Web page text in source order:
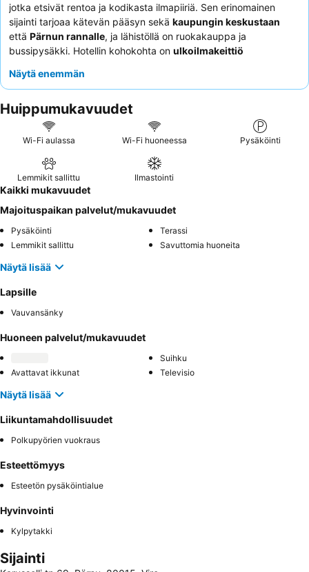
jotka etsivät rentoa ja kodikasta ilmapiiriä. Sen erinomainen
sijainti tarjoaa kätevän pääsyn sekä kaupungin keskustaan
että Pärnun rannalle, ja lähistöllä on ruokakauppa ja
bussipysäkki. Hotellin kohokohta on ulkoilmakeittiö
ruokailuun. Vieraat kehuvat jatkuvasti
tunnelman. Todella aidon kokemuksen saamiseksi kannattaa
hyödyntää hotellin tarjoamia
polkupyöriä
tutkimiseen.
Näytä enemmän
Huippumukavuudet
Wi-Fi aulassa Wi-Fi huoneessa Pysäköinti
Lemmikit sallittu Ilmastointi
Kaikki mukavuudet
Majoituspaikan palvelut/mukavuudet
Pysäköinti
Terassi
Lemmikit sallittu
Savuttomia huoneita
Näytä lisää
Lapsille
Vauvansänky
Huoneen palvelut/mukavuudet
Suihku
Avattavat ikkunat
Televisio
Näytä lisää
Liikuntamahdollisuudet
Polkupyörien vuokraus
Esteettömyys
Esteetön pysäköintialue
Hyvinvointi
Kylpytakki
Sijainti